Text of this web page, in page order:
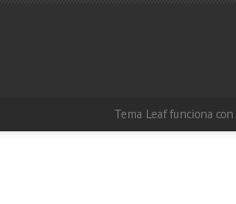
Tema Leaffunciona con